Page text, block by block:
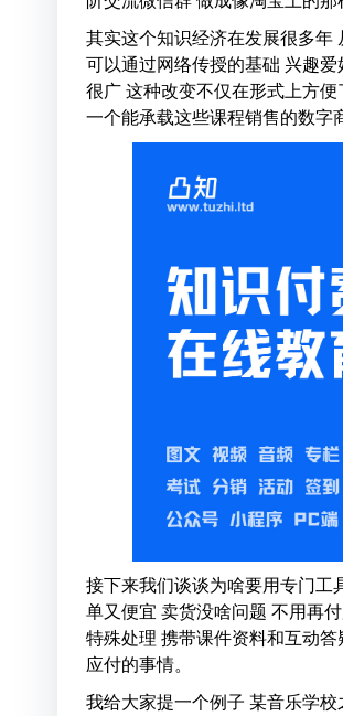
其实这个知识经济在发展很多年
可以通过网络传授的基础 兴趣
很广 这种改变不仅在形式上方
一个能承载这些课程销售的数字
接下来我们谈谈为啥要用专门工
单又便宜 卖货没啥问题 不用再
特殊处理 携带课件资料和互动
应付的事情。
我给大家提一个例子 某音乐学